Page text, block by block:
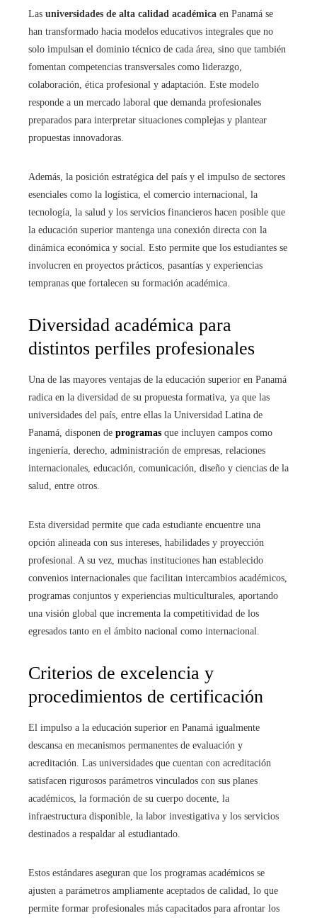
Las universidades de alta calidad académica en Panamá se
han transformado hacia modelos educativos integrales que no
solo impulsan el dominio técnico de cada área, sino que también
fomentan competencias transversales como liderazgo,
colaboración, ética profesional y adaptación. Este modelo
responde a un mercado laboral que demanda profesionales
preparados para interpretar situaciones complejas y plantear
propuestas innovadoras.
Además, la posición estratégica del país y el impulso de sectores
esenciales como la logística, el comercio internacional, la
tecnología, la salud y los servicios financieros hacen posible que
la educación superior mantenga una conexión directa con la
dinámica económica y social. Esto permite que los estudiantes se
involucren en proyectos prácticos, pasantías y experiencias
tempranas que fortalecen su formación académica.
Diversidad académica para
distintos perfiles profesionales
Una de las mayores ventajas de la educación superior en Panamá
radica en la diversidad de su propuesta formativa, ya que las
universidades del país, entre ellas la Universidad Latina de
Panamá, disponen de programas que incluyen campos como
ingeniería, derecho, administración de empresas, relaciones
internacionales, educación, comunicación, diseño y ciencias de la
salud, entre otros.
Esta diversidad permite que cada estudiante encuentre una
opción alineada con sus intereses, habilidades y proyección
profesional. A su vez, muchas instituciones han establecido
convenios internacionales que facilitan intercambios académicos,
programas conjuntos y experiencias multiculturales, aportando
una visión global que incrementa la competitividad de los
egresados tanto en el ámbito nacional como internacional.
Criterios de excelencia y
procedimientos de certificación
El impulso a la educación superior en Panamá igualmente
descansa en mecanismos permanentes de evaluación y
acreditación. Las universidades que cuentan con acreditación
satisfacen rigurosos parámetros vinculados con sus planes
académicos, la formación de su cuerpo docente, la
infraestructura disponible, la labor investigativa y los servicios
destinados a respaldar al estudiantado.
Estos estándares aseguran que los programas académicos se
ajusten a parámetros ampliamente aceptados de calidad, lo que
permite formar profesionales más capacitados para afrontar los